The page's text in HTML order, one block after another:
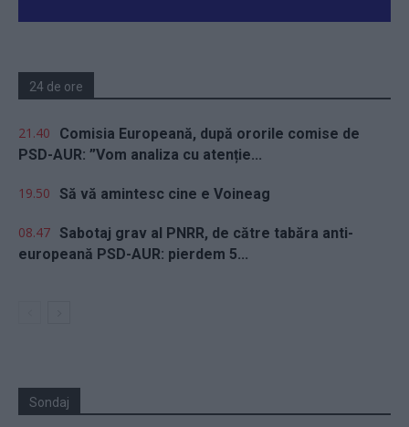
24 de ore
21.40
Comisia Europeană, după ororile comise de
PSD-AUR: ”Vom analiza cu atenție...
19.50 Să vă amintesc cine e Voineag
08.47 Sabotaj grav al PNRR, de către tabăra anti-
europeană PSD-AUR: pierdem 5...
Sondaj